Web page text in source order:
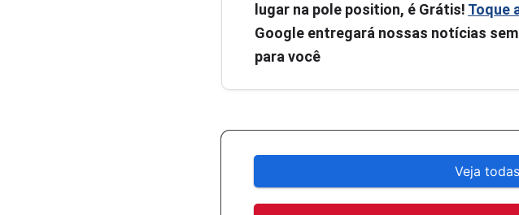
lugar na pole position, é Grátis! Toque
Google entregará nossas notícias
para você
Veja